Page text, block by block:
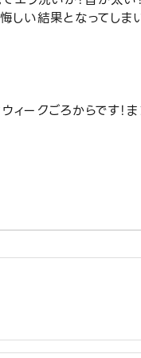
い結果となってしま
ークごろからです！